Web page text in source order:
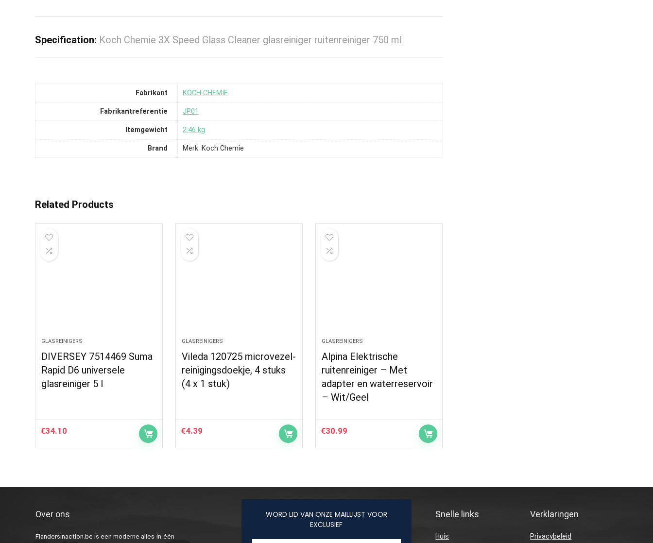
Specification: Koch Chemie 3X Speed Glass Cleaner glasreiniger ruitenreiniger 750 ml
Fabrikant ‎KOCH CHEMIE
Fabrikantreferentie ‎JP01
Itemgewicht ‎2.46 kg
Brand Merk: Koch Chemie
Related Products
GLASREINIGERS
DIVERSEY 7514469 Suma
Rapid D6 universele
glasreiniger 5 l
€34.10
GLASREINIGERS
Vileda 120725 microvezel-
reinigingsdoekje, 4 stuks
(4 x 1 stuk)
€4.39
GLASREINIGERS
Alpina Elektrische
ruitenreiniger – Met
adapter en waterreservoir
– Wit/Geel
€30.99
Over ons
Flandersinaction.be is een moderne alles-in-één
WORD LID VAN ONZE MAILLIJST VOOR
EXCLUSIEF
Snelle links
Huis
Verklaringen
Privacybeleid